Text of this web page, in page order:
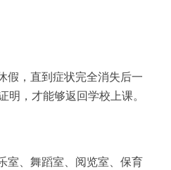
假，直到症状完全消失后一
，才能够返回学校上课。
室、舞蹈室、阅览室、保育